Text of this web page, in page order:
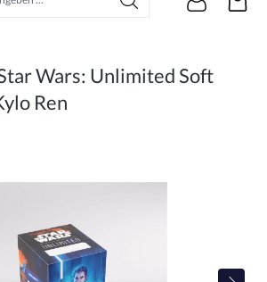
Wars: Unlimited Soft
Ren